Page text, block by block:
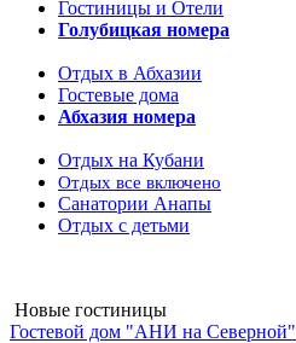
Гостиницы и Отели
Голубицкая номера
Отдых в Абхазии
Гостевые дома
Абхазия номера
Отдых на Кубани
Отдых все включено
Санатории Анапы
Отдых с детьми
Новые гостиницы
Гостевой дом "АНИ на Северной"